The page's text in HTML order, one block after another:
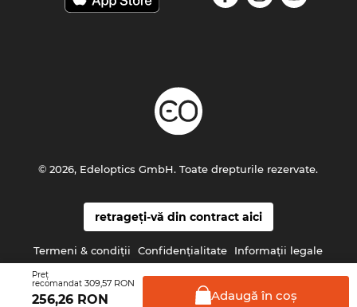
Preţ
recomandat 309,57 RON
256,26 RON Adaugă în coş
retrageți-vă din contract aici
Termeni & condiţii Confidenţialitate Informaţii legale
© 2026, Edeloptics GmbH. Toate drepturile rezervate.